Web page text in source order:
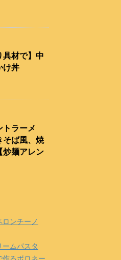
具材で】中
け丼
トラーメ
そば風、焼
炒麺アレン
ロンチーノ
ームパスタ